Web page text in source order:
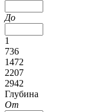
До
1
736
1472
2207
2942
Глубина
От